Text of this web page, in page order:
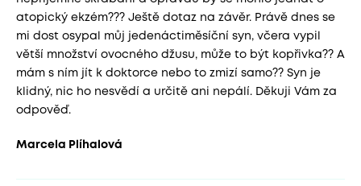
atopický ekzém??? Ještě dotaz na závěr. Právě dnes se
mi dost osypal můj jedenáctiměsíční syn, včera vypil
větší množství ovocného džusu, může to být kopřivka?? A
mám s ním jít k doktorce nebo to zmizí samo?? Syn je
klidný, nic ho nesvědí a určitě ani nepálí. Děkuji Vám za
odpověď.
Marcela Plíhalová